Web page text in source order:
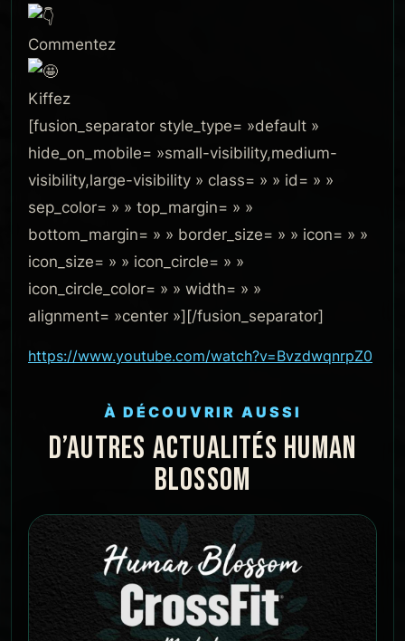
Commentez
Kiffez
[fusion_separator style_type= »default »
hide_on_mobile= »small-visibility,medium-
visibility,large-visibility » class= » » id= » »
sep_color= » » top_margin= » »
bottom_margin= » » border_size= » » icon= » »
icon_size= » » icon_circle= » »
icon_circle_color= » » width= » »
alignment= »center »][/fusion_separator]
https://www.youtube.com/watch?v=BvzdwqnrpZ0
À DÉCOUVRIR AUSSI
D’AUTRES ACTUALITÉS HUMAN
BLOSSOM